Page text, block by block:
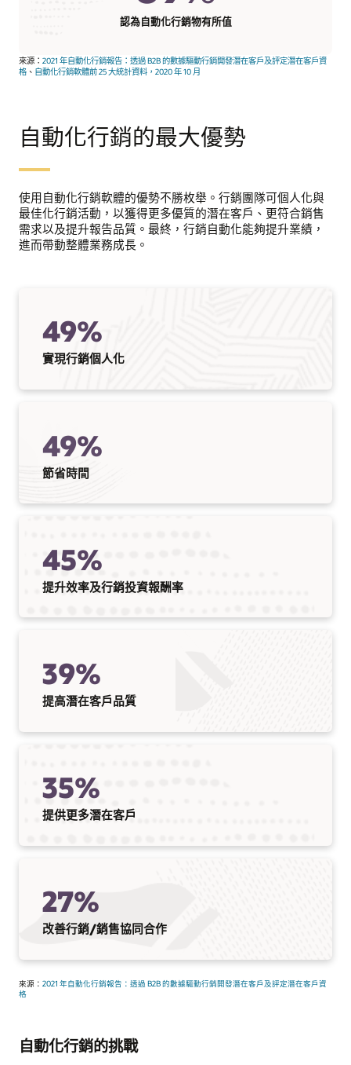
認為自動化行銷物有所值
來源： 2021 年自動化行銷報告：透過 B2B 的數據驅動行銷開發潛在客戶及評定潛在客戶資
格 、 自動化行銷軟體前 25 大統計資料，2020 年 10 月
自動化行銷的最大優勢
使用自動化行銷軟體的優勢不勝枚舉。行銷團隊可個人化與
最佳化行銷活動，以獲得更多優質的潛在客戶、更符合銷售
需求以及提升報告品質。最終，行銷自動化能夠提升業績，
進而帶動整體業務成長。
49%
實現行銷個人化
49%
節省時間
45%
提升效率及行銷投資報酬率
39%
提高潛在客戶品質
35%
提供更多潛在客戶
27%
改善行銷/銷售協同合作
來源： 2021 年自動化行銷報告：透過 B2B 的數據驅動行銷開發潛在客戶及評定潛在客戶資
格
自動化行銷的挑戰